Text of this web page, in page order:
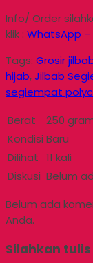
Info/ Order
klik : WhatsApp –
Tags: Grosir
hijab,Jilbab
segiempat
Berat
250
Kondisi Baru
Dilihat 11 kali
Diskusi Belum
Belum ada
Anda.
Silahkan